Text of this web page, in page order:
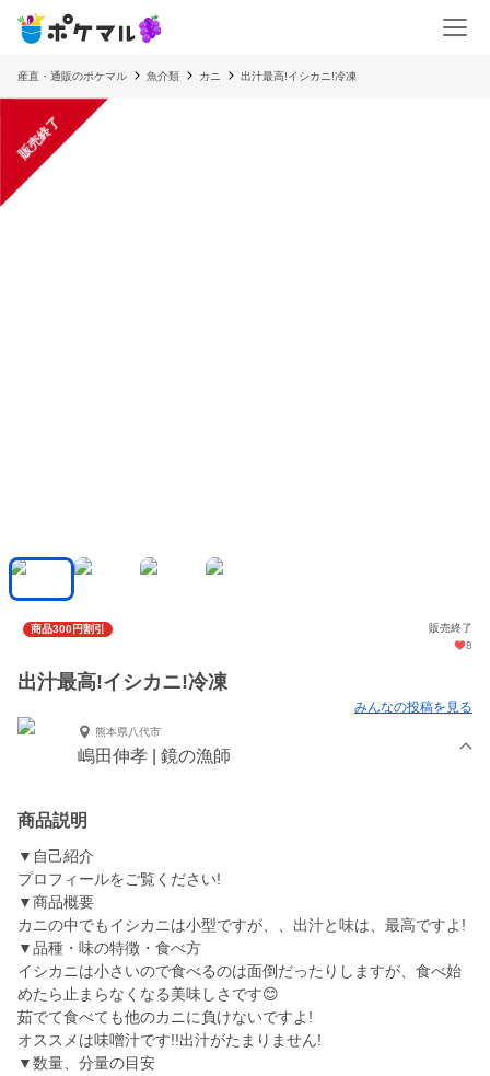
産直・通販のポケマル 魚介類 カニ 出汁最高!イシカニ!冷凍
販売終了
商品300円割引
販売終了
8
出汁最高!イシカニ!冷凍
みんなの投稿を見る
熊本県八代市
嶋田伸孝 | 鏡の漁師
商品説明
▼自己紹介
プロフィールをご覧ください!
▼商品概要
カニの中でもイシカニは小型ですが、、出汁と味は、最高ですよ!
▼品種・味の特徴・食べ方
イシカニは小さいので食べるのは面倒だったりしますが、食べ始
めたら止まらなくなる美味しさです😊
茹でて食べても他のカニに負けないですよ!
オススメは味噌汁です!!出汁がたまりません!
▼数量、分量の目安